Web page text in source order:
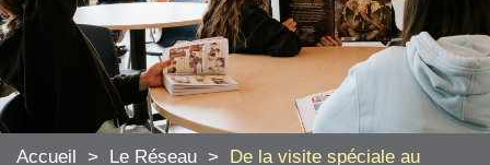
Accueil > Le Réseau >
De la visite spéciale au